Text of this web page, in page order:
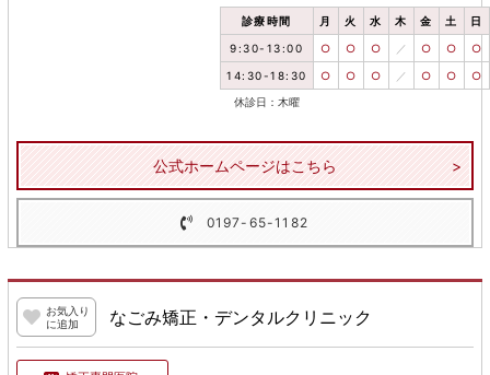
診療時間 月 火 水 木 金 土 日
9:30-13:00 ○ ○ ○ ／ ○ ○ ○
14:30-18:30 ○ ○ ○ ／ ○ ○ ○
休診日：木曜
公式ホームページはこちら
0197-65-1182
お気入り
に追加
なごみ矯正・デンタルクリニック